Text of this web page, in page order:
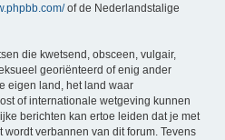
of de Nederlandstalige
die kwetsend, obsceen, vulgair,
georiënteerd of enig ander
eigen land, het land waar
of internationale wetgeving kunnen
berichten kan ertoe leiden dat je met
verbannen van dit forum. Tevens